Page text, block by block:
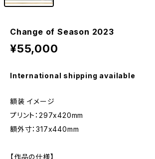
Change of Season 2023
¥55,000
International shipping available
額装 イメージ
プリント：297x420mm
額外寸：317x440mm
【作品の仕様】